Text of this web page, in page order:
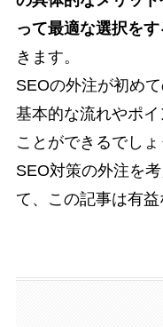
って最適な選択を
きます。
SEOの外注が初め
基本的な流れやポ
ことができるでしょ
SEO対策の外注を
て、この記事は有益